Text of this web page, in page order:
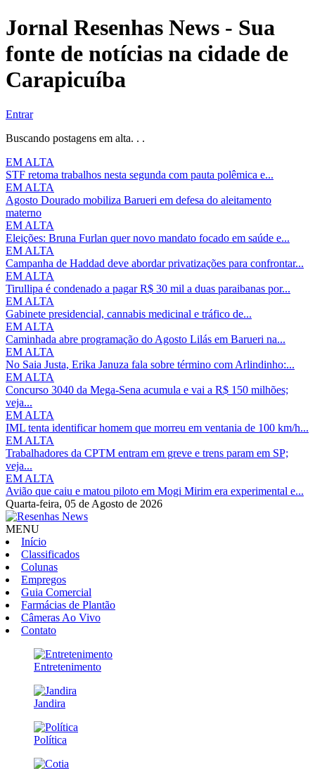
Jornal Resenhas News - Sua
fonte de notícias na cidade de
Carapicuíba
Entrar
Buscando postagens em alta. . .
EM ALTA
STF retoma trabalhos nesta segunda com pauta polêmica e...
EM ALTA
Agosto Dourado mobiliza Barueri em defesa do aleitamento
materno
EM ALTA
Eleições: Bruna Furlan quer novo mandato focado em saúde e...
EM ALTA
Campanha de Haddad deve abordar privatizações para confrontar...
EM ALTA
Tirullipa é condenado a pagar R$ 30 mil a duas paraibanas por...
EM ALTA
Gabinete presidencial, cannabis medicinal e tráfico de...
EM ALTA
Caminhada abre programação do Agosto Lilás em Barueri na...
EM ALTA
No Saia Justa, Erika Januza fala sobre término com Arlindinho:...
EM ALTA
Concurso 3040 da Mega-Sena acumula e vai a R$ 150 milhões;
veja...
EM ALTA
IML tenta identificar homem que morreu em ventania de 100 km/h...
EM ALTA
Trabalhadores da CPTM entram em greve e trens param em SP;
veja...
EM ALTA
Avião que caiu e matou piloto em Mogi Mirim era experimental e...
Quarta-feira, 05 de Agosto de 2026
MENU
Início
Classificados
Colunas
Empregos
Guia Comercial
Farmácias de Plantão
Câmeras Ao Vivo
Contato
Entretenimento
Jandira
Política